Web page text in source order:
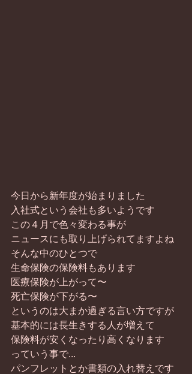
今日から新年度が始まりました
入社式という会社も多いようです
この４月で色々変わる事が
ニュースにも取り上げられてますよね
そんな中のひとつで
生命保険の保険料もあります
医療保険が上がって〜
死亡保険が下がる〜
というのは大まか過ぎる言い方ですが
基本的には長生きする人が増えて
保険料が安くなったり高くなります
っていう事で...
パンフレットとか書類の入れ替えです